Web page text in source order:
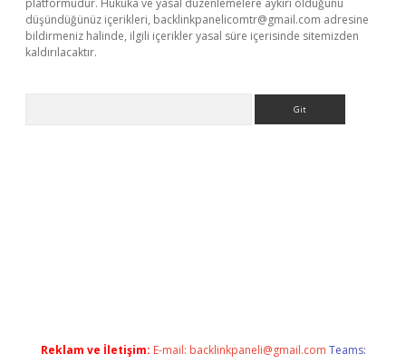
platformudur. Hukuka ve yasal düzenlemelere aykırı olduğunu
düşündüğünüz içerikleri, backlinkpanelicomtr@gmail.com adresine
bildirmeniz halinde, ilgili içerikler yasal süre içerisinde sitemizden
kaldırılacaktır.
Reklam ve İletişim: E-mail: backlinkpaneli@gmail.com Teams: